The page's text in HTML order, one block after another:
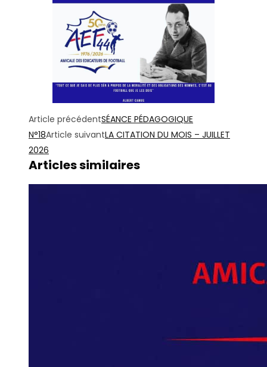
Article précédentSÉANCE PÉDAGOGIQUE
N°18Article suivantLA CITATION DU MOIS – JUILLET
2026
Articles similaires